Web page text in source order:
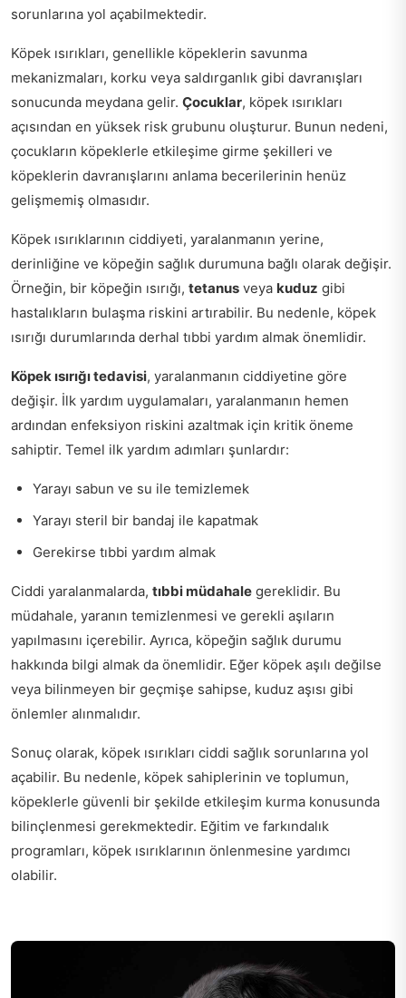
sorunlarına yol açabilmektedir.
Köpek ısırıkları, genellikle köpeklerin savunma
mekanizmaları, korku veya saldırganlık gibi davranışları
sonucunda meydana gelir. Çocuklar, köpek ısırıkları
açısından en yüksek risk grubunu oluşturur. Bunun nedeni,
çocukların köpeklerle etkileşime girme şekilleri ve
köpeklerin davranışlarını anlama becerilerinin henüz
gelişmemiş olmasıdır.
Köpek ısırıklarının ciddiyeti, yaralanmanın yerine,
derinliğine ve köpeğin sağlık durumuna bağlı olarak değişir.
Örneğin, bir köpeğin ısırığı, tetanus veya kuduz gibi
hastalıkların bulaşma riskini artırabilir. Bu nedenle, köpek
ısırığı durumlarında derhal tıbbi yardım almak önemlidir.
Köpek ısırığı tedavisi, yaralanmanın ciddiyetine göre
değişir. İlk yardım uygulamaları, yaralanmanın hemen
ardından enfeksiyon riskini azaltmak için kritik öneme
sahiptir. Temel ilk yardım adımları şunlardır:
Yarayı sabun ve su ile temizlemek
Yarayı steril bir bandaj ile kapatmak
Gerekirse tıbbi yardım almak
Ciddi yaralanmalarda, tıbbi müdahale gereklidir. Bu
müdahale, yaranın temizlenmesi ve gerekli aşıların
yapılmasını içerebilir. Ayrıca, köpeğin sağlık durumu
hakkında bilgi almak da önemlidir. Eğer köpek aşılı değilse
veya bilinmeyen bir geçmişe sahipse, kuduz aşısı gibi
önlemler alınmalıdır.
Sonuç olarak, köpek ısırıkları ciddi sağlık sorunlarına yol
açabilir. Bu nedenle, köpek sahiplerinin ve toplumun,
köpeklerle güvenli bir şekilde etkileşim kurma konusunda
bilinçlenmesi gerekmektedir. Eğitim ve farkındalık
programları, köpek ısırıklarının önlenmesine yardımcı
olabilir.